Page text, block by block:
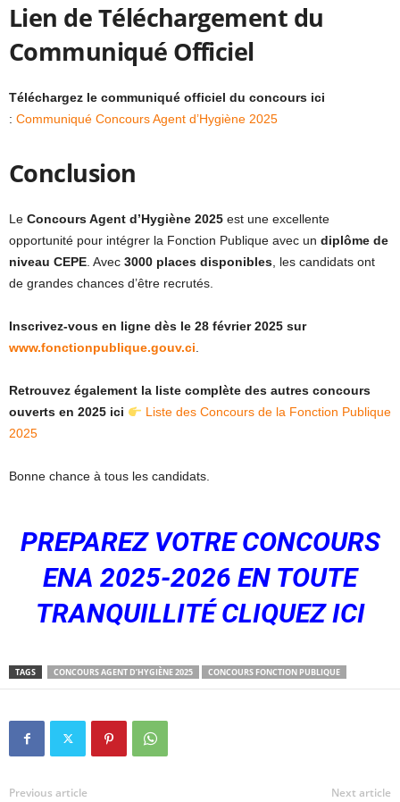
Lien de Téléchargement du
Communiqué Officiel
Téléchargez le communiqué officiel du concours ici
: Communiqué Concours Agent d’Hygiène 2025
Conclusion
Le Concours Agent d’Hygiène 2025 est une excellente
opportunité pour intégrer la Fonction Publique avec un diplôme de
niveau CEPE. Avec 3000 places disponibles, les candidats ont
de grandes chances d’être recrutés.
Inscrivez-vous en ligne dès le 28 février 2025 sur
www.fonctionpublique.gouv.ci.
Retrouvez également la liste complète des autres concours
ouverts en 2025 ici
Liste des Concours de la Fonction Publique
2025
Bonne chance à tous les candidats.
PREPAREZ VOTRE CONCOURS
ENA 2025-2026 EN TOUTE
TRANQUILLITÉ CLIQUEZ ICI
TAGS CONCOURS AGENT D’HYGIÈNE 2025 CONCOURS FONCTION PUBLIQUE
Previous article Next article